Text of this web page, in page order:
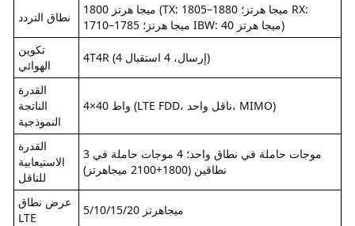
نطاق التردد
1800 ميجا هرتز (TX: 1805–1880 ميجا هرتز؛ RX:
1710–1785 ميجا هرتز؛ IBW: 40 ميجا هرتز)
تكوين
الهوائي
4T4R (4 إرسال، 4 استقبال)
القدرة
الناتجة
النموذجية
4×40 واط (LTE FDD، ناقل واحد، MIMO)
القدرة
الاستيعابية
للناقل
3 موجات حاملة في نطاق واحد؛ 4 موجات حاملة في
نطاقين (1800+2100 ميجاهرتز)
عرض نطاق
LTE
5/10/15/20 ميجاهرتز